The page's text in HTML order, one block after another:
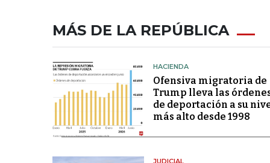
MÁS DE LA REPÚBLICA
HACIENDA
Ofensiva migratoria de
Trump lleva las
de deportación a su
más alto desde 1998